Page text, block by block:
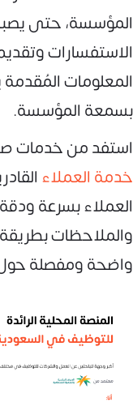
المؤسسة، حتى
الاستفسارات
المعلومات
بسمعة المؤسسة.
استفد من خدمات
خدمة العملاء
العملاء بسرعة
والملاحظات
واضحة ومفصلة